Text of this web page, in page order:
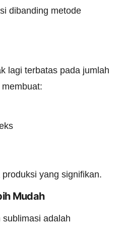
dibanding metode
lagi terbatas pada jumlah
yang signifikan.
Mudah
adalah